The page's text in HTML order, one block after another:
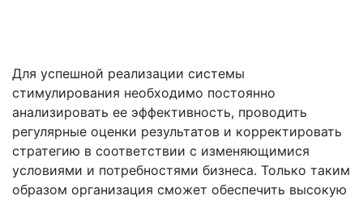
Для успешной реализации системы
стимулирования необходимо постоянно
анализировать ее эффективность, проводить
регулярные оценки результатов и корректировать
стратегию в соответствии с изменяющимися
условиями и потребностями бизнеса. Только таким
образом организация сможет обеспечить высокую